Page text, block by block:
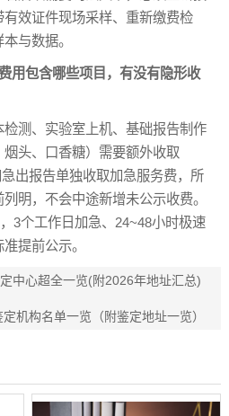
效证件现场采样、重新缴费检
与数据。
用包含哪些项目，有没有隐形收
测、实验室上机、基础报告制作
头、口香糖）需要额外收取
出报告单独收取加急服务费，所
明，不会中途新增未公示收费。
3个工作日加急、24~48小时极速
提前公示。
中心超全一览(附2026年地址汇总)
机构名单一览（附鉴定地址一览）